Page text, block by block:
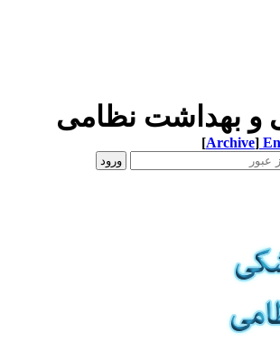
و بهداشت نظامی
[Archive]